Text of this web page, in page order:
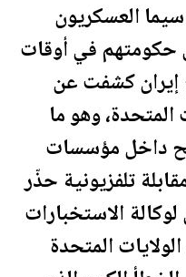
العسكريون
حكومتهم في أوقات
إيران كشفت عن
المتحدة، وهو ما
داخل مؤسسات
تلفزيونية حذّر
الاستخبارات
الولايات المتحدة